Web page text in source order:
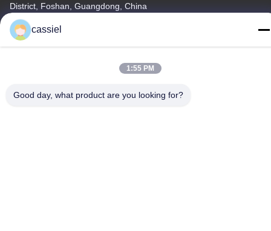
District, Foshan, Guangdong, China
Telefoon
86-139-2915-0962
cassiel
1:55 PM
Good day, what product are you looking for?